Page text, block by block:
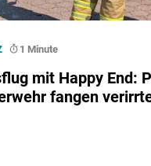
mit Happy End:
fangen
1 Minute